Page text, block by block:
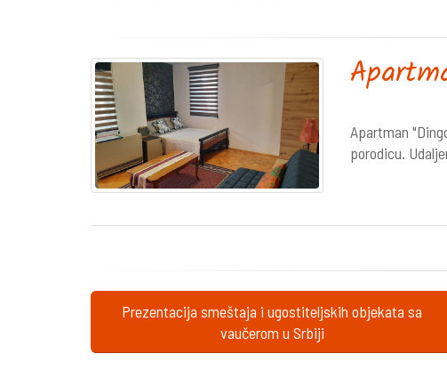
Apartman
porodicu.
Prezentacija smeštaja i ugostiteljskih objekata sa
vaučerom u Srbiji